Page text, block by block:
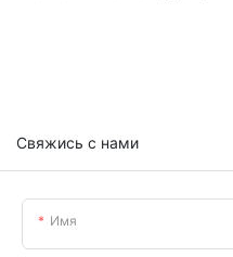
Свяжись с нами
Имя